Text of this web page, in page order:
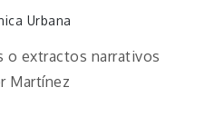
Urbana
o extractos narrativos
Martínez